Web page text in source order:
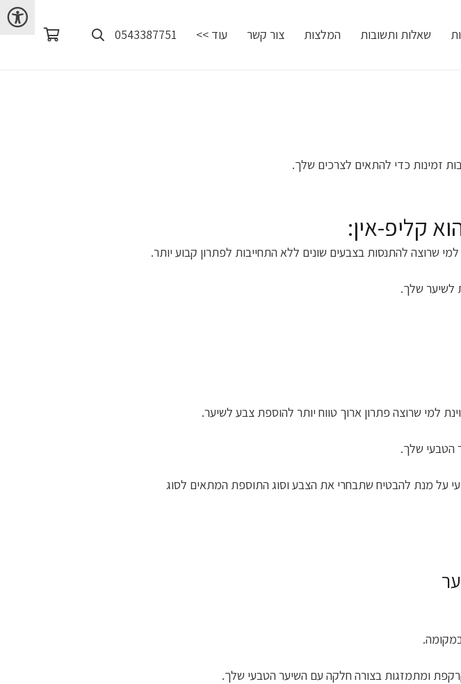
שאלות ותשובות המלצות צור קשר עוד >> 0543387751
זמינות כדי להתאים לצרכים שלך.
קליפ-אין:
שרוצה להתנסות בצבעים שונים ללא התחייבות לפתרון קבוע יותר.
לשיער שלך.
למי שרוצה פתרון ארוך טווח יותר להוספת צבע לשיער.
הטבעי שלך.
על מנת להבטיח שתבחרי את הצבע וסוג התוספת המתאים לסוג
ומתמזגות בצורה חלקה עם השיער הטבעי שלך.